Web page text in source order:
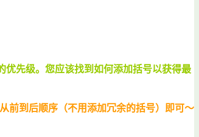
优先级。您应该找到如何添加括号以获得最
前到后顺序（不用添加冗余的括号）即可～